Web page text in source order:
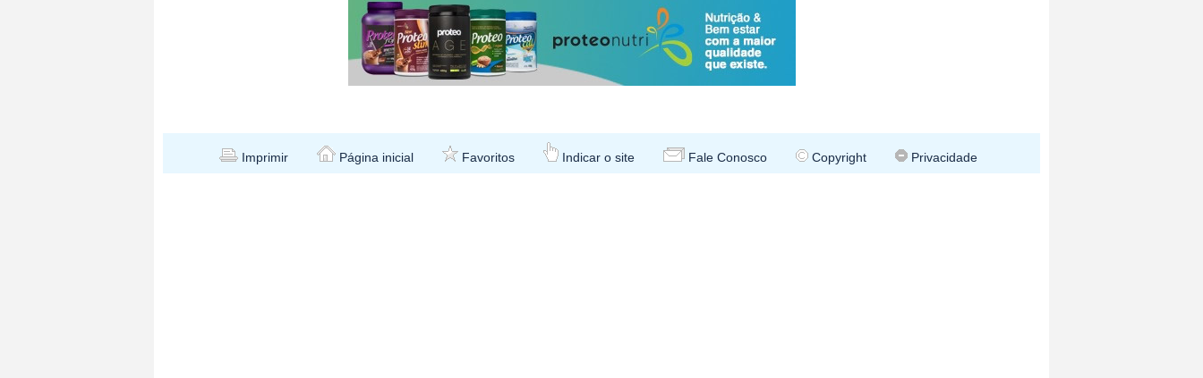
Imprimir Página inicial Favoritos Indicar o site Fale Conosco Copyright Privacidade